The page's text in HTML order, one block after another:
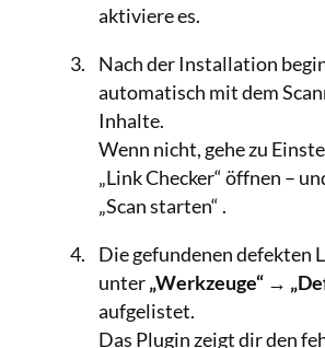
aktiviere es.
Nach der Installation
automatisch mit dem
Inhalte.
Wenn nicht, gehe zu
„Link Checker“ öffnen –
„Scan starten“ .
Die gefundenen defekten
unter„Werkzeuge“ →
aufgelistet.
Das Plugin zeigt dir den